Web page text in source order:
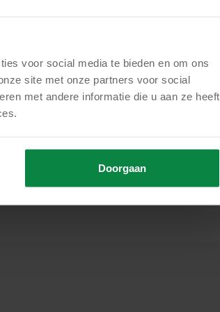
voor social media te bieden en om ons
site met onze partners voor social
met andere informatie die u aan ze heeft
Doorgaan
biedt Business Continuity
je graag!